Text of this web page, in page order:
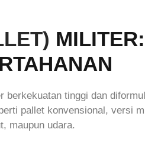
tinggi dan
pallet konvensional, versi
maupun udara.